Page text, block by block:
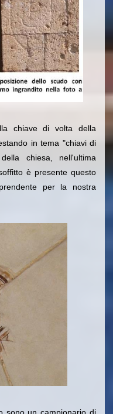
chiave di volta della
in tema "chiavi di
chiesa, nell'ultima
è presente questo
per la nostra